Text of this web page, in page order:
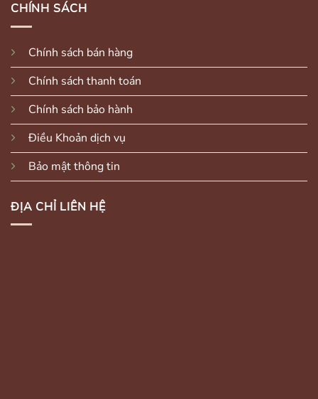
CHÍNH SÁCH
Chính sách bán hàng
Chính sách thanh toán
Chính sách bảo hành
Điều Khoản dịch vụ
Bảo mật thông tin
ĐỊA CHỈ LIÊN HỆ